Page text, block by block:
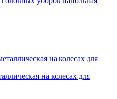
на колесах для